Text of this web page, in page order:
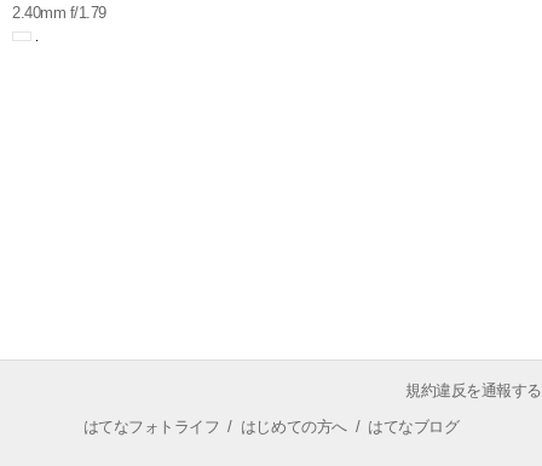
2.40mm f/1.79
規約違反を通報する
はてなフォトライフ / はじめての方へ/ はてなブログ